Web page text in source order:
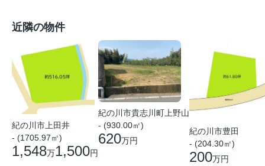
近隣の物件
紀の川市上田井
- (1705.97㎡)
1,548万1,500円
紀の川市貴志川町上野山
- (930.00㎡)
620万円
紀の川市豊田
- (204.30㎡)
200万円